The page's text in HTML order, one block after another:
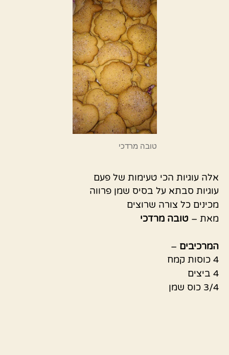
טובה מרדכי
אלה עוגיות הכי טעימות של פעם
עוגיות סבתא על בסיס שמן פרווה
מכינים כל צורה שרוצים
מאת – טובה מרדכי
המרכיבים –
4 כוסות קמח
4 ביצים
3/4 כוס שמן